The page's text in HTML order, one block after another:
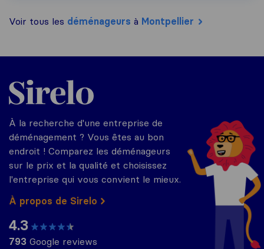
Voir tous les déménageurs à Montpellier
Sirelo.fr
À la recherche d'une entreprise de
déménagement ? Vous êtes au bon
endroit ! Comparez les déménageurs
sur le prix et la qualité et choisissez
l'entreprise qui vous convient le mieux.
À propos de Sirelo
4.3
793 Google reviews